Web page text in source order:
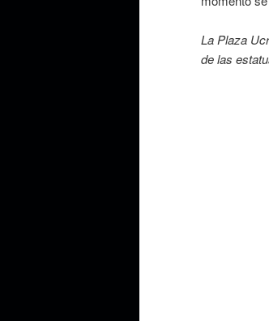
La Plaza
de las